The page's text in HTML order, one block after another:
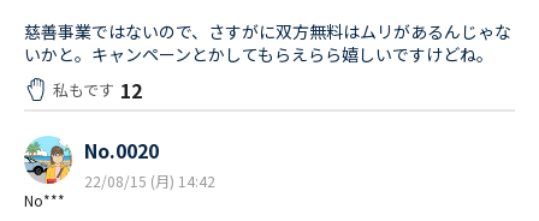
慈善事業ではないので、さすがに双方無料はムリがあるんじゃな
いかと。キャンペーンとかしてもらえらら嬉しいですけどね。
私もです 12
No***
No.0020
22/08/15 (月) 14:42